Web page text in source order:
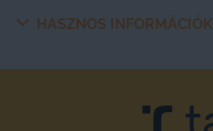
HASZNOS INFORMÁCIÓK